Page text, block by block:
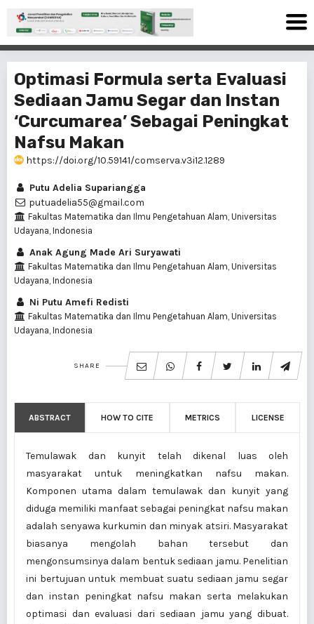
Optimasi Formula serta Evaluasi
Sediaan Jamu Segar dan Instan
‘Curcumarea’ Sebagai Peningkat
Nafsu Makan
https://doi.org/10.59141/comserva.v3i12.1289
Putu Adelia Supariangga
putuadelia55@gmail.com
Fakultas Matematika dan Ilmu Pengetahuan Alam, Universitas
Udayana, Indonesia
Anak Agung Made Ari Suryawati
Fakultas Matematika dan Ilmu Pengetahuan Alam, Universitas
Udayana, Indonesia
Ni Putu Amefi Redisti
Fakultas Matematika dan Ilmu Pengetahuan Alam, Universitas
Udayana, Indonesia
SHARE
ABSTRACT HOW TO CITE METRICS LICENSE
Temulawak dan kunyit telah dikenal luas oleh
masyarakat untuk meningkatkan nafsu makan.
Komponen utama dalam temulawak dan kunyit yang
diduga memiliki manfaat sebagai peningkat nafsu makan
adalah senyawa kurkumin dan minyak atsiri. Masyarakat
biasanya mengolah bahan tersebut dan
mengonsumsinya dalam bentuk sediaan jamu. Penelitian
ini bertujuan untuk membuat suatu sediaan jamu segar
dan instan peningkat nafsu makan serta melakukan
optimasi dan evaluasi dari sediaan jamu yang dibuat.